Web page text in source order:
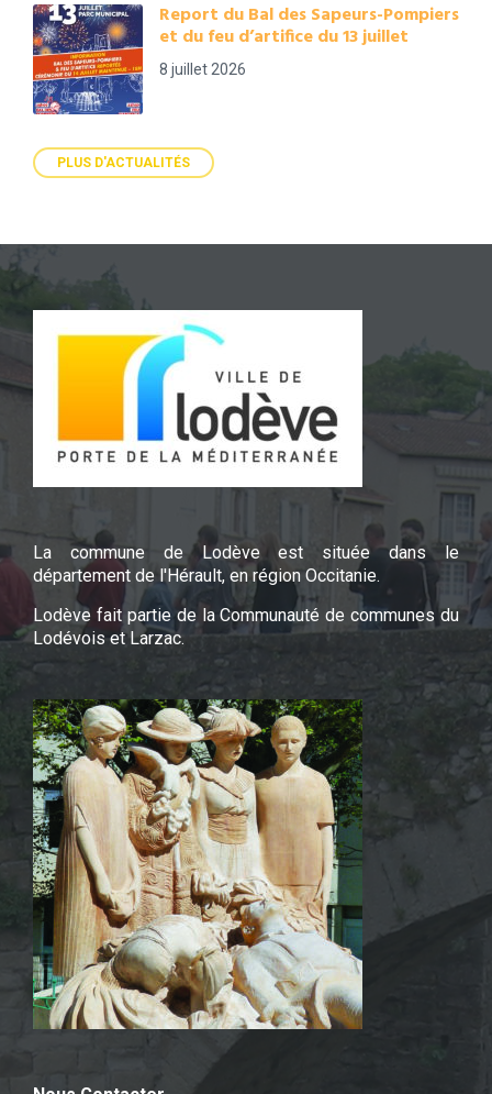
Report du Bal des Sapeurs-Pompiers
et du feu d’artifice du 13 juillet
8 juillet 2026
PLUS D'ACTUALITÉS
La commune de Lodève est située dans le
département de l'Hérault, en région Occitanie.
Lodève fait partie de la Communauté de communes du
Lodévois et Larzac.